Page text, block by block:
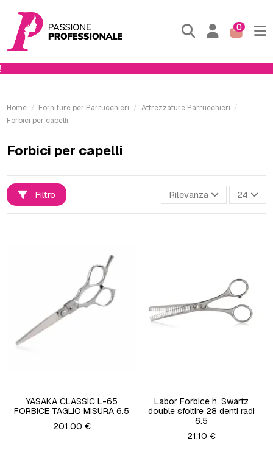
0
Home Forniture per Parrucchieri
Attrezzature Parrucchieri
Forbici per capelli
Forbici per capelli
Filtro Rilevanza 24
YASAKA CLASSIC L-65
FORBICE TAGLIO MISURA 6.5
201,00 €
Labor Forbice h. Swartz
double sfoltire 28 denti radi
6.5
21,10 €